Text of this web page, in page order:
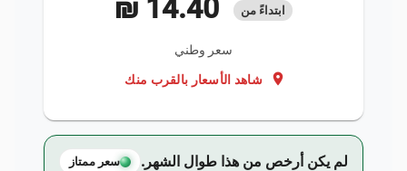
ابتداءً من
سعر وطني
location_on شاهد الأسعار بالقرب منك
لم يكن أرخص من هذا طوال الشهر. سعر ممتاز